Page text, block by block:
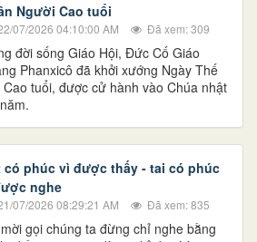
Người Cao tuổi
07/2026 04:10:00 AM Đã xem: 309
đời sống Giáo Hội, Đức Cố Giáo
Phanxicô đã khởi xướng Ngày Thế
tuổi, được cử hành vào Chúa nhật
có phúc vì được thấy - tai có phúc
nghe
07/2026 08:29:21 AM Đã xem: 835
gọi chúng ta đừng chỉ nghe bằng